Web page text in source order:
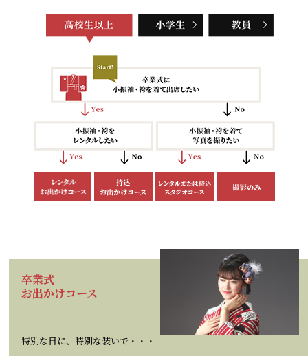
卒業式
お出かけコース
特別な日に、特別な装いで・・・